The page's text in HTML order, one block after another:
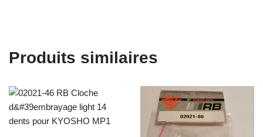
Produits similaires